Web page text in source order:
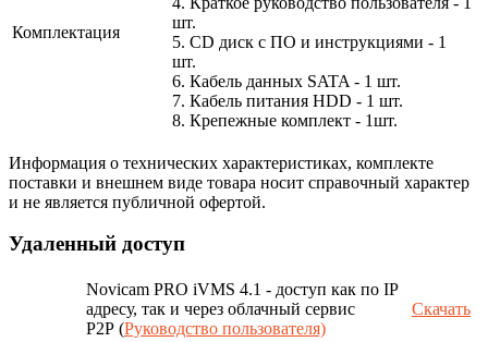
Комплектация
шт.
5. CD диск с ПО и инструкциями - 1
шт.
6. Кабель данных SATA - 1 шт.
7. Кабель питания HDD - 1 шт.
8. Крепежные комплект - 1шт.
Информация о технических характеристиках, комплекте
поставки и внешнем виде товара носит справочный характер
и не является публичной офертой.
Удаленный доступ
Novicam PRO iVMS 4.1 - доступ как по IP
адресу, так и через облачный сервис
P2P (Руководство пользователя)
Скачать